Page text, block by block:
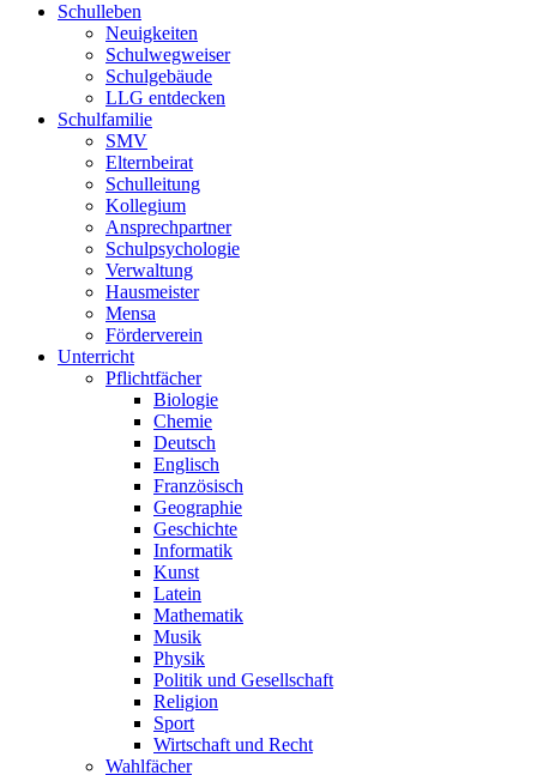
Schulleben
Neuigkeiten
Schulwegweiser
Schulgebäude
LLG entdecken
Schulfamilie
SMV
Elternbeirat
Schulleitung
Kollegium
Ansprechpartner
Schulpsychologie
Verwaltung
Hausmeister
Mensa
Förderverein
Unterricht
Pflichtfächer
Biologie
Chemie
Deutsch
Englisch
Französisch
Geographie
Geschichte
Informatik
Kunst
Latein
Mathematik
Musik
Physik
Politik und Gesellschaft
Religion
Sport
Wirtschaft und Recht
Wahlfächer